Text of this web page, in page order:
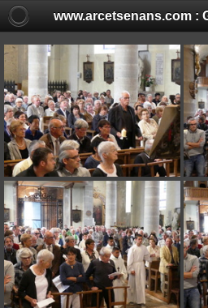
www.arcetsenans.com :